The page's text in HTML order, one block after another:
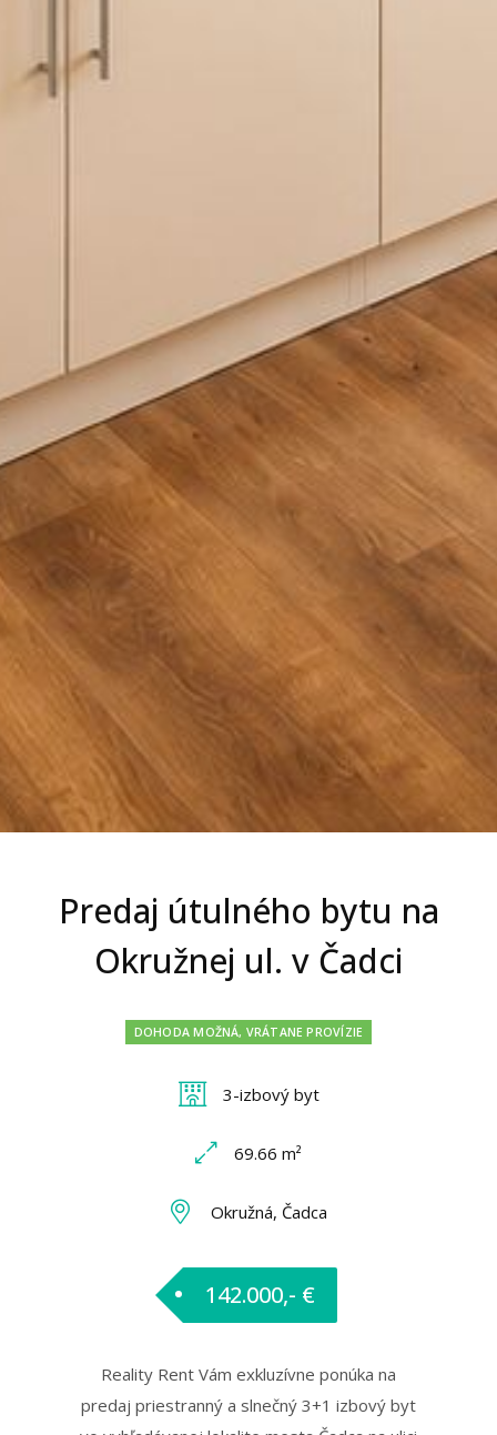
Predaj útulného bytu na
Okružnej ul. v Čadci
DOHODA MOŽNÁ, VRÁTANE PROVÍZIE
3-izbový byt
69.66 m²
Okružná, Čadca
142.000,- €
Reality Rent Vám exkluzívne ponúka na
predaj priestranný a slnečný 3+1 izbový byt